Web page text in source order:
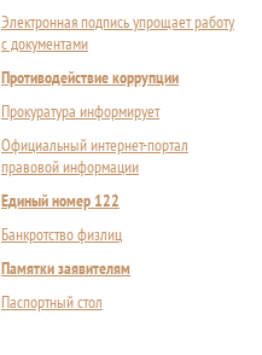
Электронная подпись упрощает работу
с документами
Противодействие коррупции
Прокуратура информирует
Официальный интернет-портал
правовой информации
Единый номер 122
Банкротство физлиц
Памятки заявителям
Паспортный стол